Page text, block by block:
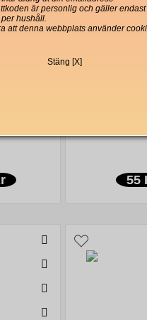
Hela
55
är personlig och gäller endast
hushåll.
att denna webbplats använder
Stäng [X]